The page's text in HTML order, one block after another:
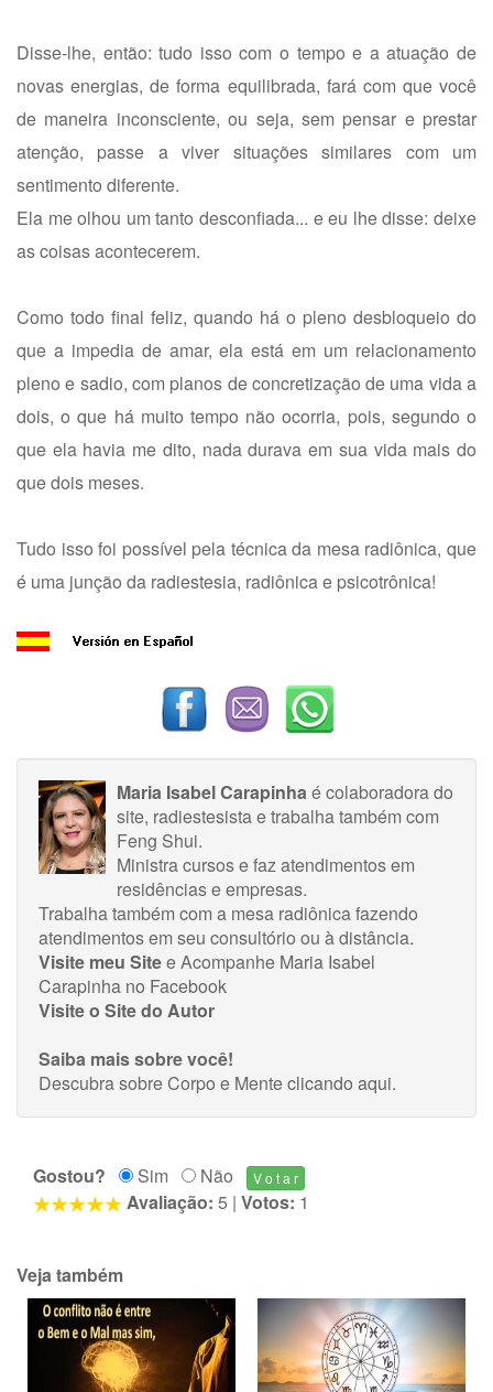
Disse-lhe, então: tudo isso com o tempo e a atuação de
novas energias, de forma equilibrada, fará com que você
de maneira inconsciente, ou seja, sem pensar e prestar
atenção, passe a viver situações similares com um
sentimento diferente.
Ela me olhou um tanto desconfiada... e eu lhe disse: deixe
as coisas acontecerem.
Como todo final feliz, quando há o pleno desbloqueio do
que a impedia de amar, ela está em um relacionamento
pleno e sadio, com planos de concretização de uma vida a
dois, o que há muito tempo não ocorria, pois, segundo o
que ela havia me dito, nada durava em sua vida mais do
que dois meses.
Tudo isso foi possível pela técnica da mesa radiônica, que
é uma junção da radiestesia, radiônica e psicotrônica!
Maria Isabel Carapinhaé colaboradora do
site, radiestesista e trabalha também com
Feng Shui.
Ministra cursos e faz atendimentos em
residências e empresas.
Trabalha também com a mesa radiônica fazendo
atendimentos em seu consultório ou à distância.
Visite meu Sitee Acompanhe Maria Isabel
Carapinha no Facebook
Visite o Site do Autor
Saiba mais sobre você!
Descubra sobre Corpo e Menteclicando aqui.
Gostou? Sim
Não
Avaliação: 5 | Votos: 1
Veja também